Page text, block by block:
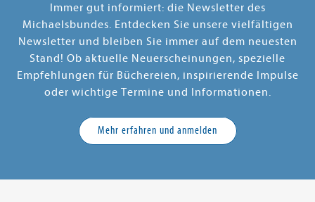
Immer gut informiert: die Newsletter des
Michaelsbundes. Entdecken Sie unsere vielfältigen
Newsletter und bleiben Sie immer auf dem neuesten
Stand! Ob aktuelle Neuerscheinungen, spezielle
Empfehlungen für Büchereien, inspirierende Impulse
oder wichtige Termine und Informationen.
Mehr erfahren und anmelden